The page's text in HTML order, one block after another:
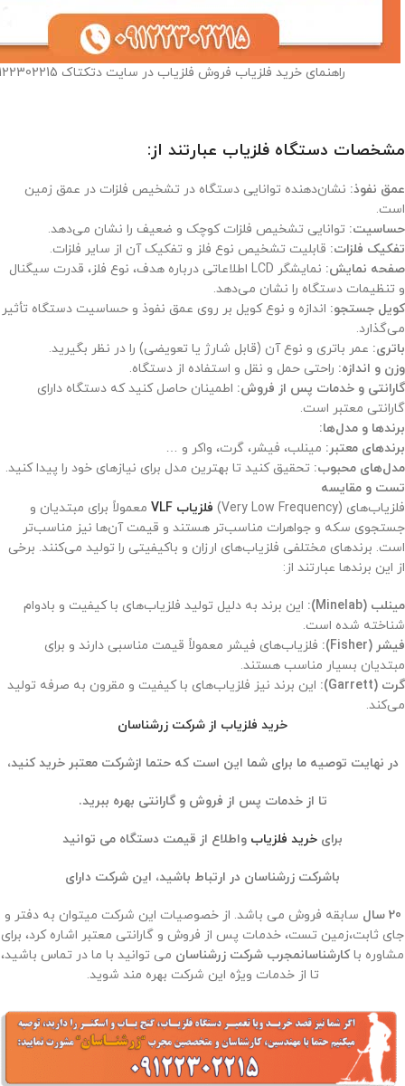
راهنمای خرید فلزیاب فروش فلزیاب در سایت دتکتاک 09122302215
مشخصات دستگاه فلزیاب عبارتند از:
عمق نفوذ: نشان‌دهنده توانایی دستگاه در تشخیص فلزات در عمق زمین
است.
حساسیت: توانایی تشخیص فلزات کوچک و ضعیف را نشان می‌دهد.
تفکیک فلزات: قابلیت تشخیص نوع فلز و تفکیک آن از سایر فلزات.
صفحه نمایش:
نمایشگر LCD اطلاعاتی درباره هدف، نوع فلز، قدرت سیگنال
و تنظیمات دستگاه را نشان می‌دهد.
کویل جستجو: اندازه و نوع کویل بر روی عمق نفوذ و حساسیت دستگاه تأثیر
می‌گذارد.
باتری: عمر باتری و نوع آن (قابل شارژ یا تعویضی) را در نظر بگیرید.
وزن و اندازه: راحتی حمل و نقل و استفاده از دستگاه.
گارانتی و خدمات پس از فروش: اطمینان حاصل کنید که دستگاه دارای
گارانتی معتبر است.
برندها و مدل‌ها:
برندهای معتبر: مینلب، فیشر، گرت، واکر و …
مدل‌های محبوب: تحقیق کنید تا بهترین مدل برای نیازهای خود را پیدا کنید.
تست و مقایسه
فلزیاب‌های (Very Low Frequency)
فلزیاب VLF
معمولاً برای مبتدیان و
جستجوی سکه و جواهرات مناسب‌تر هستند و قیمت آن‌ها نیز مناسب‌تر
است. برندهای مختلفی فلزیاب‌های ارزان و باکیفیتی را تولید می‌کنند. برخی
از این برندها عبارتند از:
مینلب (Minelab):
این برند به دلیل تولید فلزیاب‌های با کیفیت و بادوام
شناخته شده است.
فیشر (Fisher):
فلزیاب‌های فیشر معمولاً قیمت مناسبی دارند و برای
مبتدیان بسیار مناسب هستند.
گرت (Garrett):
این برند نیز فلزیاب‌های با کیفیت و مقرون به صرفه تولید
می‌کند.
خرید فلزیاب از شرکت زرشناسان
در نهایت توصیه ما برای شما این است که حتما ازشرکت معتبر خرید کنید،
تا از خدمات پس از فروش و گارانتی بهره ببرید.
برای خرید فلزیاب واطلاع از قیمت دستگاه می توانید
باشرکت زرشناسان در ارتباط باشید، این شرکت دارای
20 سال
سابقه فروش می باشد. از خصوصیات این شرکت میتوان به دفتر و
جای ثابت،زمین تست، خدمات پس از فروش و گارانتی معتبر اشاره کرد، برای
مشاوره باکارشناسانمجرب شرکت زرشناسان می توانید با ما در تماس باشید،
تا از خدمات ویژه این شرکت بهره مند شوید.